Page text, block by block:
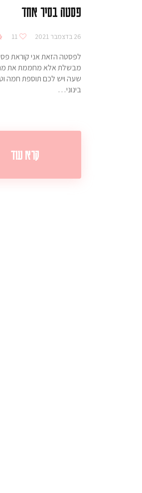
פסטה בסיר אחד
26 בדצמבר 2021 11
לפסטה הזאת אני קוראת
מבשלת אלא מחממת את מה
בינוני…
קרא עוד